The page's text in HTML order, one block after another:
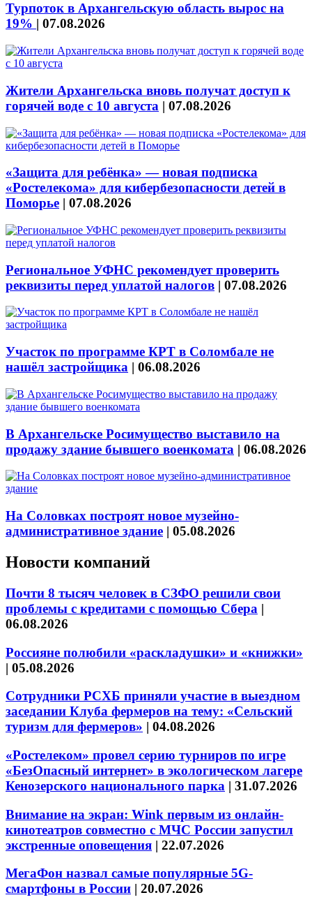
Турпоток в Архангельскую область вырос на
19% | 07.08.2026
Жители Архангельска вновь получат доступ к
горячей воде с 10 августа | 07.08.2026
«Защита для ребёнка» — новая подписка
«Ростелекома» для кибербезопасности детей в
Поморье | 07.08.2026
Региональное УФНС рекомендует проверить
реквизиты перед уплатой налогов | 07.08.2026
Участок по программе КРТ в Соломбале не
нашёл застройщика | 06.08.2026
В Архангельске Росимущество выставило на
продажу здание бывшего военкомата | 06.08.2026
На Соловках построят новое музейно-
административное здание | 05.08.2026
Новости компаний
Почти 8 тысяч человек в СЗФО решили свои
проблемы с кредитами с помощью Сбера |
06.08.2026
Россияне полюбили «раскладушки» и «книжки»
| 05.08.2026
Сотрудники РСХБ приняли участие в выездном
заседании Клуба фермеров на тему: «Сельский
туризм для фермеров» | 04.08.2026
«Ростелеком» провел серию турниров по игре
«БезОпасный интернет» в экологическом лагере
Кенозерского национального парка | 31.07.2026
Внимание на экран: Wink первым из онлайн-
кинотеатров совместно с МЧС России запустил
экстренные оповещения | 22.07.2026
МегаФон назвал самые популярные 5G-
смартфоны в России | 20.07.2026